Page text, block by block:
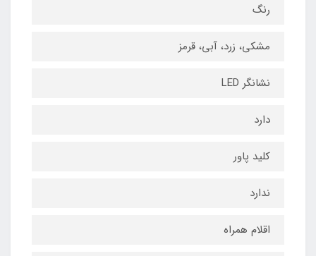
رنگ
مشکی، زرد، آبی، قرمز
نشانگر LED
دارد
کلید پاور
ندارد
اقلام همراه